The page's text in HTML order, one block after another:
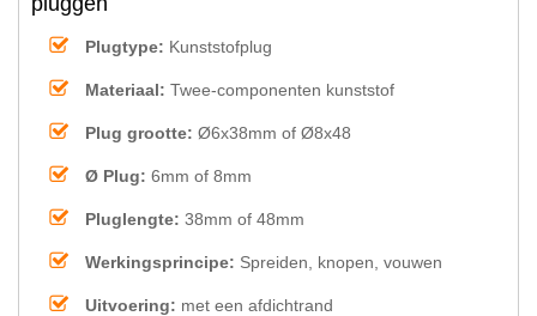
Plugtype: Kunststofplug
Materiaal: Twee-componenten kunststof
Plug grootte: Ø6x38mm of Ø8x48
Ø Plug: 6mm of 8mm
Pluglengte: 38mm of 48mm
Werkingsprincipe: Spreiden, knopen, vouwen
Uitvoering: met een afdichtrand